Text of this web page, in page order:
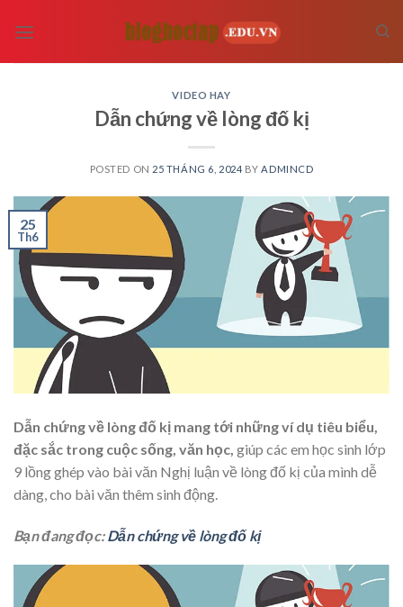
VIDEO HAY
Dẫn chứng về lòng đố kị
POSTED ON 25 THÁNG 6, 2024 BY ADMINCD
25
Th6
Dẫn chứng về lòng đố kị mang tới những ví dụ tiêu biểu,
đặc sắc trong cuộc sống, văn học, giúp các em học sinh lớp
9 lồng ghép vào bài văn Nghị luận về lòng đố kị của mình dễ
dàng, cho bài văn thêm sinh động.
Bạn đang đọc:Dẫn chứng về lòng đố kị